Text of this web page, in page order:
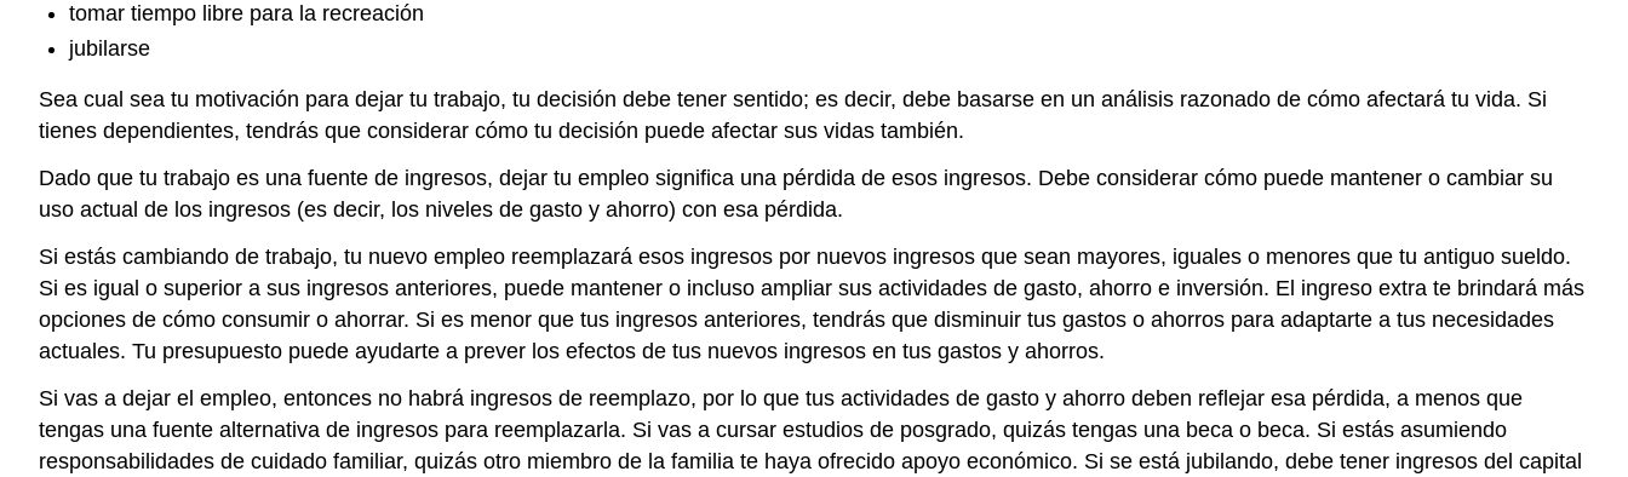
tomar tiempo libre para la recreación
jubilarse
Sea cual sea tu motivación para dejar tu trabajo, tu decisión debe tener sentido; es decir, debe basarse en un análisis razonado de cómo afectará tu vida. Si
tienes dependientes, tendrás que considerar cómo tu decisión puede afectar sus vidas también.
Dado que tu trabajo es una fuente de ingresos, dejar tu empleo significa una pérdida de esos ingresos. Debe considerar cómo puede mantener o cambiar su
uso actual de los ingresos (es decir, los niveles de gasto y ahorro) con esa pérdida.
Si estás cambiando de trabajo, tu nuevo empleo reemplazará esos ingresos por nuevos ingresos que sean mayores, iguales o menores que tu antiguo sueldo.
Si es igual o superior a sus ingresos anteriores, puede mantener o incluso ampliar sus actividades de gasto, ahorro e inversión. El ingreso extra te brindará más
opciones de cómo consumir o ahorrar. Si es menor que tus ingresos anteriores, tendrás que disminuir tus gastos o ahorros para adaptarte a tus necesidades
actuales. Tu presupuesto puede ayudarte a prever los efectos de tus nuevos ingresos en tus gastos y ahorros.
Si vas a dejar el empleo, entonces no habrá ingresos de reemplazo, por lo que tus actividades de gasto y ahorro deben reflejar esa pérdida, a menos que
tengas una fuente alternativa de ingresos para reemplazarla. Si vas a cursar estudios de posgrado, quizás tengas una beca o beca. Si estás asumiendo
responsabilidades de cuidado familiar, quizás otro miembro de la familia te haya ofrecido apoyo económico. Si se está jubilando, debe tener ingresos del capital